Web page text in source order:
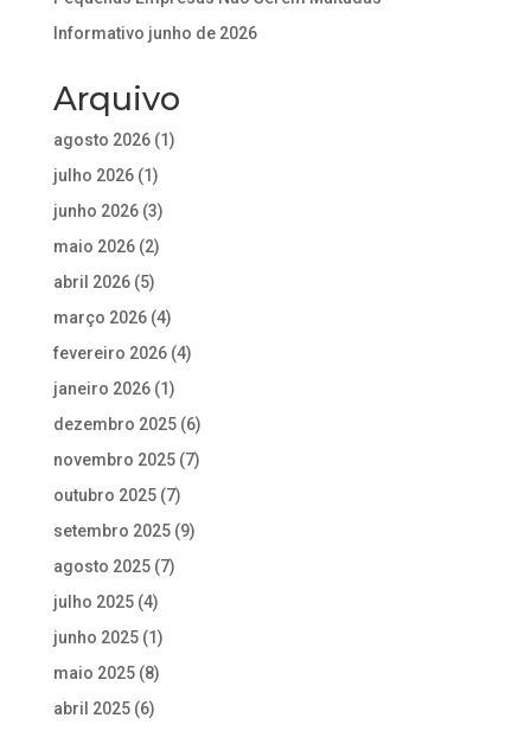
Informativo junho de 2026
Arquivo
agosto 2026(1)
julho 2026(1)
junho 2026(3)
maio 2026(2)
abril 2026(5)
março 2026(4)
fevereiro 2026(4)
janeiro 2026(1)
dezembro 2025(6)
novembro 2025(7)
outubro 2025(7)
setembro 2025(9)
agosto 2025(7)
julho 2025(4)
junho 2025(1)
maio 2025(8)
abril 2025(6)